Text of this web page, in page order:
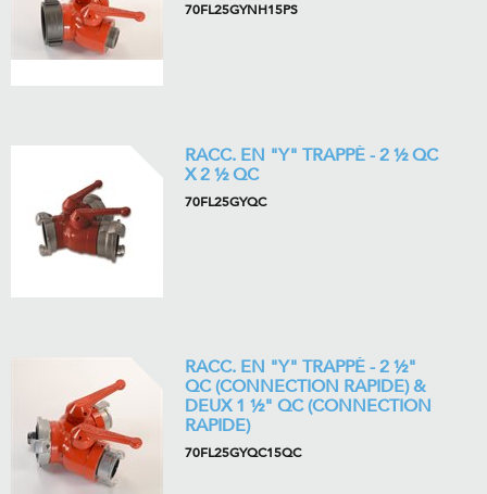
70FL25GYNH15PS
RACC. EN "Y" TRAPPÉ - 2 ½ QC
X 2 ½ QC
70FL25GYQC
RACC. EN "Y" TRAPPÉ - 2 ½"
QC (CONNECTION RAPIDE) &
DEUX 1 ½" QC (CONNECTION
RAPIDE)
70FL25GYQC15QC